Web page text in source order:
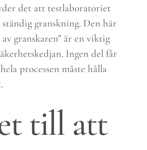
det att testlaboratoriet
granskning. Den här
granskaren” är en viktig
Ingen del får
processen måste hålla
till att